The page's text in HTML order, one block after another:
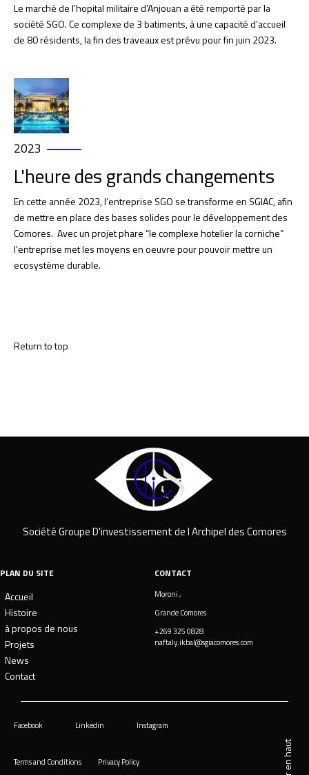
Le marché de l’hopital militaire d’Anjouan a été remporté par la
société SGO. Ce complexe de 3 batiments, à une capacité d’accueil
de 80 résidents, la fin des traveaux est prévu pour fin juin 2023.
2023
L'heure des grands changements
En cette année 2023, l’entreprise SGO se transforme en SGIAC, afin
de mettre en place des bases solides pour le développement des
Comores. Avec un projet phare “le complexe hotelier la corniche”
l’entreprise met les moyens en oeuvre pour pouvoir mettre un
ecosystème durable.
Return to top
Société Groupe D'investissement de l Archipel des Comores
PLAN DU SITE
Accueil
Histoire
à propos de nous
Projets
News
Contact
CONTACT
Moroni ,
Grande Comores
+269 325 0828
naftaly.ikbal@sgiacomores.com
Facebook Linkedin Instagram
Terms and Conditions Privacy Policy